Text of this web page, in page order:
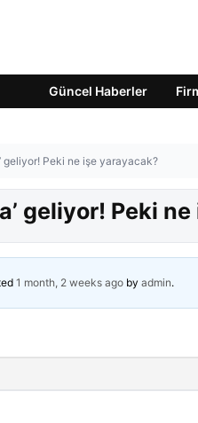
Güncel Haberler
geliyor! Peki ne işe yarayacak?
geliyor! Peki
1 month, 2 weeks ago by admin.